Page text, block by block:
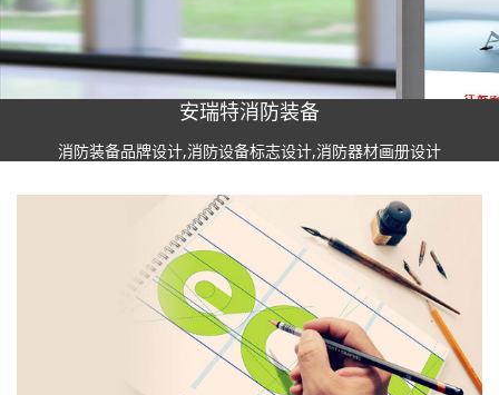
安瑞特消防装备
消防装备品牌设计,消防设备标志设计,消防器材画册设计